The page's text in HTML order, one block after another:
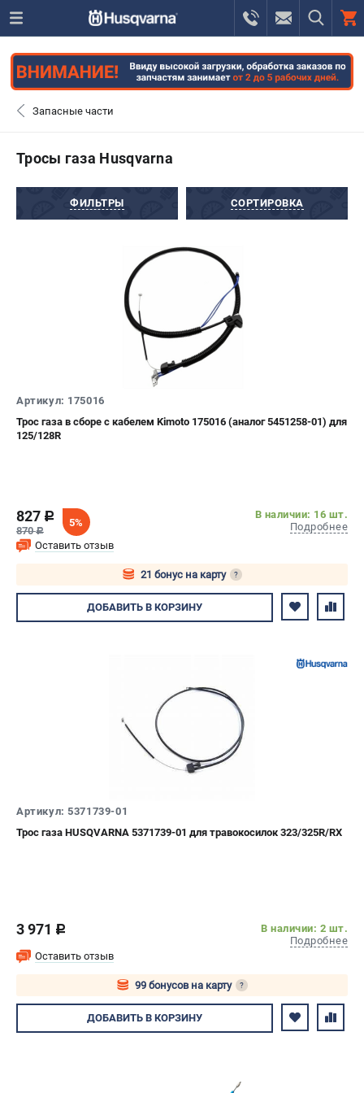
ИЗБРАННОЕ ( 0 )
ВХОД ИЛИ РЕГИСТРАЦИЯ
ЗАКАЗАТЬ ЗАПЧАСТЬ
0 ₽
ПОДДЕРЖКА
Гарантия Husqvarna
Нашли дешевле?
Триммеры и кусторезы
Газонокосилки-роботы
Снегоуборщики
Запасные части
Тросы газа Husqvarna
ФИЛЬТРЫ СОРТИРОВКА
Артикул: 175016
Трос газа в сборе с кабелем Kimoto 175016 (аналог 5451258-01) для
125/128R
827 c
870c
5%
В наличии: 16 шт.
Подробнее
Оставить отзыв
21 бонус на карту ?
Авторизуйтесь
ДОБАВИТЬ В КОРЗИНУ
Артикул: 5371739-01
Трос газа HUSQVARNA 5371739-01 для травокосилок 323/325R/RX
3 971 c
В наличии: 2 шт.
Подробнее
Оставить отзыв
99 бонусов на карту ?
Авторизуйтесь
ДОБАВИТЬ В КОРЗИНУ